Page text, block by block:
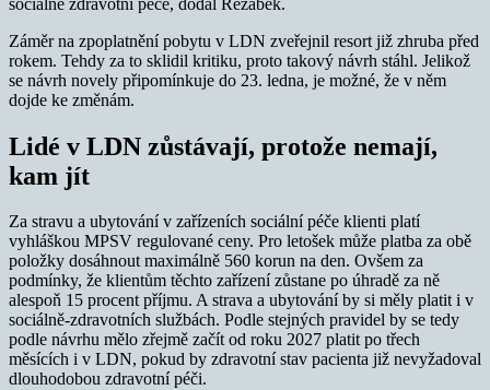
Záměr na zpoplatnění pobytu v LDN zveřejnil resort již zhruba před
rokem. Tehdy za to sklidil kritiku, proto takový návrh stáhl. Jelikož
se návrh novely připomínkuje do 23. ledna, je možné, že v něm
dojde ke změnám.
Lidé v LDN zůstávají, protože nemají,
kam jít
Za stravu a ubytování v zařízeních sociální péče klienti platí
vyhláškou MPSV regulované ceny. Pro letošek může platba za obě
položky dosáhnout maximálně 560 korun na den. Ovšem za
podmínky, že klientům těchto zařízení zůstane po úhradě za ně
alespoň 15 procent příjmu. A strava a ubytování by si měly platit i v
sociálně-zdravotních službách. Podle stejných pravidel by se tedy
podle návrhu mělo zřejmě začít od roku 2027 platit po třech
měsících i v LDN, pokud by zdravotní stav pacienta již nevyžadoval
dlouhodobou zdravotní péči.